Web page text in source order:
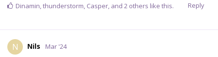
Reply
Dinamin,thunderstorm, Casper, and 2 others like this.
N Nils Mar '24